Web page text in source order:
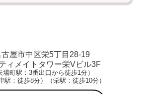
古屋市中区栄5丁目28-19
ィメイトタワー栄Vビル3F
場町駅：3番出口から徒歩1分）
駅：徒歩8分）（栄駅：徒歩10分）